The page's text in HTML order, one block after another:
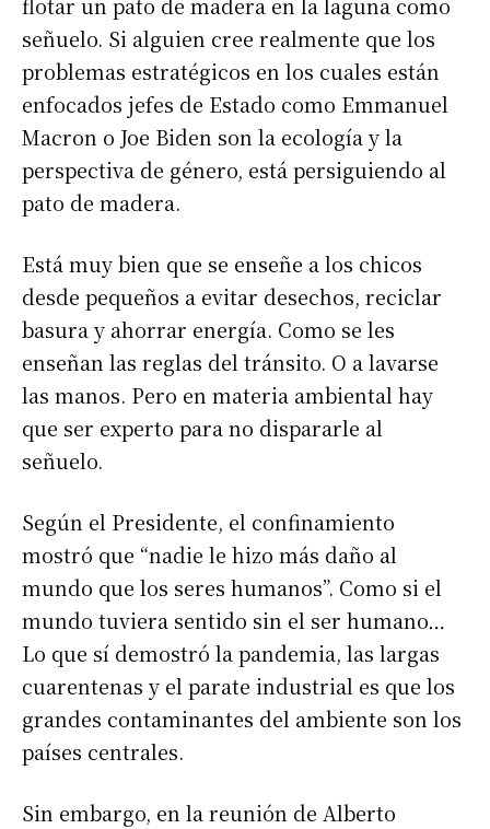
señuelo. Si alguien cree realmente que los
problemas estratégicos en los cuales están
enfocados jefes de Estado como Emmanuel
Macron o Joe Biden son la ecología y la
perspectiva de género, está persiguiendo al
pato de madera.
Está muy bien que se enseñe a los chicos
desde pequeños a evitar desechos, reciclar
basura y ahorrar energía. Como se les
enseñan las reglas del tránsito. O a lavarse
las manos. Pero en materia ambiental hay
que ser experto para no dispararle al
señuelo.
Según el Presidente, el confinamiento
mostró que “nadie le hizo más daño al
mundo que los seres humanos”. Como si el
mundo tuviera sentido sin el ser humano…
Lo que sí demostró la pandemia, las largas
cuarentenas y el parate industrial es que los
grandes contaminantes del ambiente son los
países centrales.
Sin embargo, en la reunión de Alberto